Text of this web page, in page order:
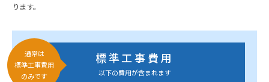
ります。
標準工事費用
以下の費用が含まれます
通常は
標準工事費用
のみです